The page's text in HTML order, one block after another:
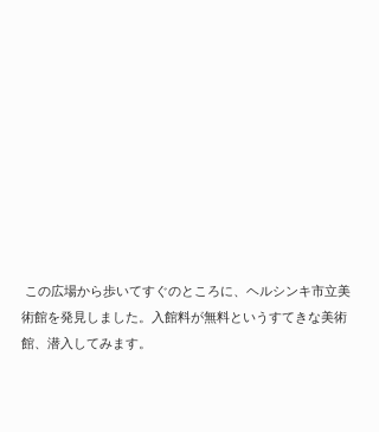
術館を発見しました。入館料が無料というすてきな美術
館、潜入してみます。